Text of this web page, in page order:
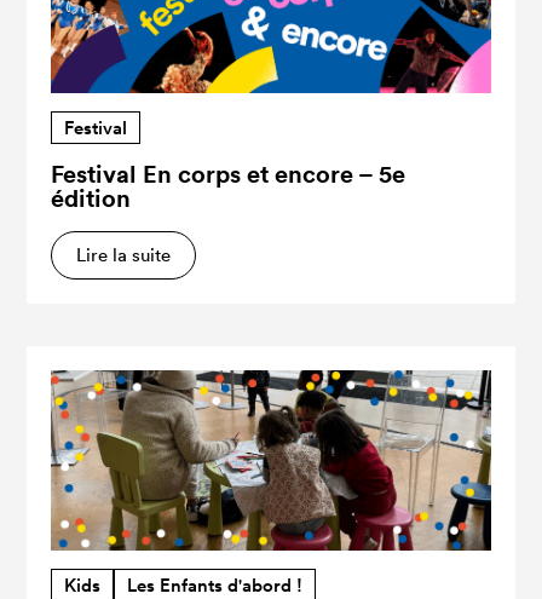
Festival
Festival En corps et encore – 5e
édition
Lire la suite
Kids Les Enfants d'abord !